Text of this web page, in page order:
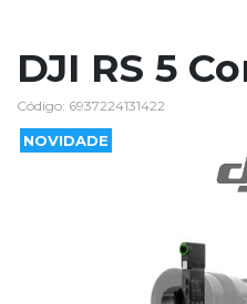
DJI RS 5
Código: 6937224131422
NOVIDADE